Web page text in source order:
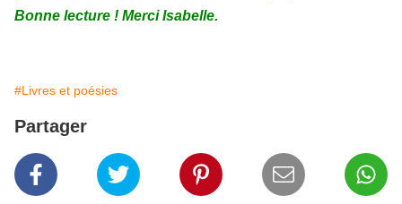
Bonne lecture ! Merci Isabelle.
#Livres et poésies
Partager